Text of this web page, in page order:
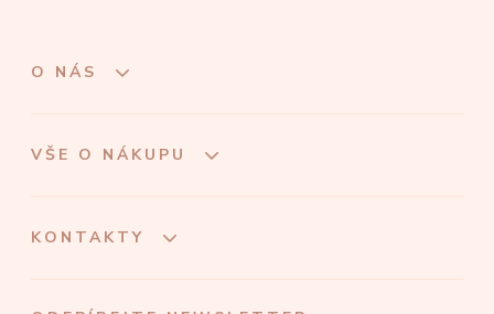
O NÁS
VŠE O NÁKUPU
KONTAKTY